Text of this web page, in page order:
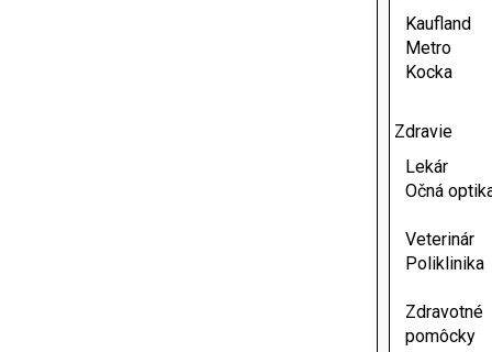
Kaufland
Metro
Kocka
Zdravie
Lekár
Očná
Veterinár
Poliklinika
Zdravotné
pomôcky